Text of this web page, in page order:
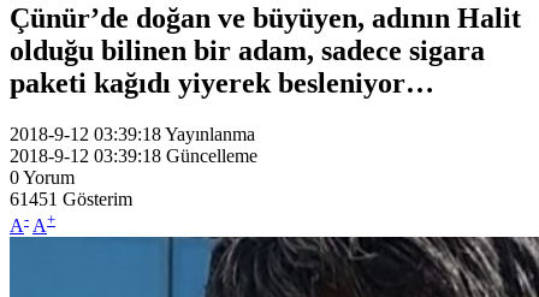
Çünür’de doğan ve büyüyen, adının Halit
olduğu bilinen bir adam, sadece sigara
paketi kağıdı yiyerek besleniyor…
2018-9-12 03:39:18Yayınlanma
2018-9-12 03:39:18 Güncelleme
0Yorum
61451 Gösterim
A- A+